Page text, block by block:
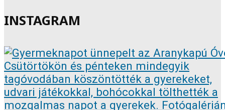
INSTAGRAM